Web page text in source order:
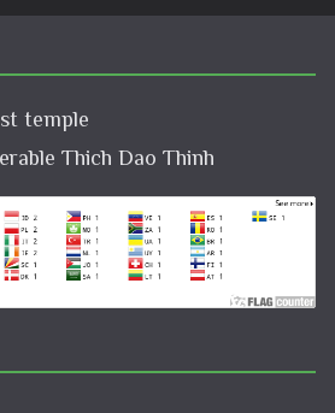
temple
Thich Dao Thinh